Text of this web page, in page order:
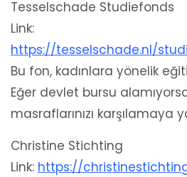
Tesselschade Studiefonds
Link:
https://tesselschade.nl/
Bu fon, kadınlara yönelik
Eğer devlet bursu
masraflarınızı karşılamaya
Christine Stichting
Link: https://